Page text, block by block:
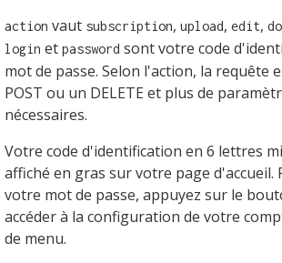
action vaut subscription, upload, edit,
login et password sont votre code
mot de passe. Selon l'action, la requête
POST ou un DELETE et plus de
nécessaires.
Votre code d'identification en 6 lettres
affiché en gras sur votre page d'accueil.
votre mot de passe, appuyez sur le
accéder à la configuration de votre
de menu.